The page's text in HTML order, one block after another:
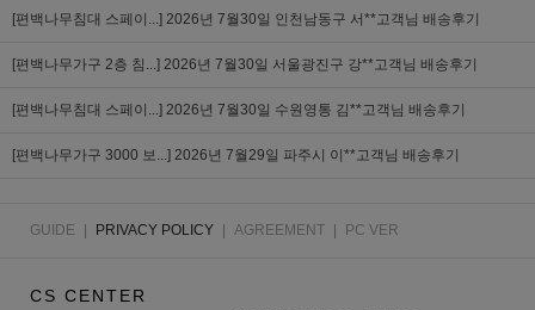
[편백나무침대 스페이...] 2026년 7월30일 인천남동구 서**고객님 배송후기
[편백나무가구 2층 침...] 2026년 7월30일 서울광진구 강**고객님 배송후기
[편백나무침대 스페이...] 2026년 7월30일 수원영통 김**고객님 배송후기
[편백나무가구 3000 보...] 2026년 7월29일 파주시 이**고객님 배송후기
GUIDE PRIVACY POLICY AGREEMENT PC VER
CS CENTER